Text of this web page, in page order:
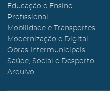
Educação e Ensino
Profissional
Mobilidade e Transportes
Modernização e Digital
Obras Intermunicipais
Saúde, Social e Desporto
Arquivo